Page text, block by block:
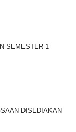
SEMESTER 1
DISEDIAKAN